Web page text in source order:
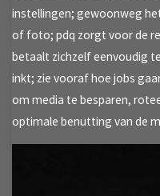
instellingen; gewoonweg
of foto; pdq zorgt voor de
betaalt zichzelf eenvoudig
inkt; zie vooraf hoe jobs
om media te besparen,
optimale benutting van de